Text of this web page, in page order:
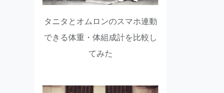
タニタとオムロンのスマホ連動
できる体重・体組成計を比較し
てみた